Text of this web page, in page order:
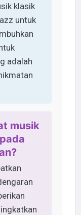
klasik
untuk
adalah
musik